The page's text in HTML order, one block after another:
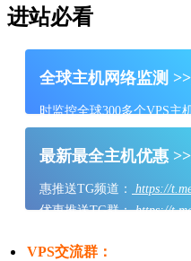
进站必看
全球主机网络监测 >>
时监控全球300多个VPS主
最新最全主机优惠 >>
惠推送TG频道：
https://
优惠推送TG群：https://
VPS交流群：